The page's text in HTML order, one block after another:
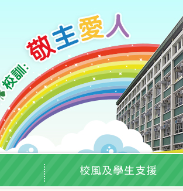
校風及學生支援